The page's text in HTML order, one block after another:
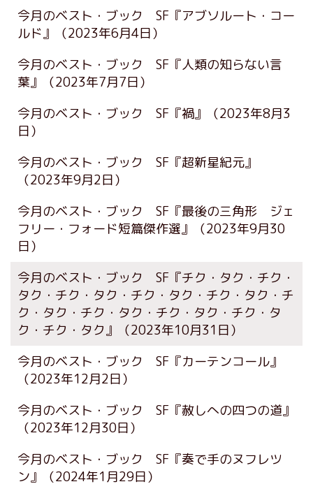
今月のベスト・ブック SF『アブソルート・コー
ルド』
（2023年6月4日）
今月のベスト・ブック SF『人類の知らない言
葉』
（2023年7月7日）
今月のベスト・ブック SF『禍』
（2023年8月3
日）
今月のベスト・ブック SF『超新星紀元』
（2023年9月2日）
今月のベスト・ブック SF『最後の三角形 ジェ
フリー・フォード短篇傑作選』
（2023年9月30
日）
今月のベスト・ブック SF『チク・タク・チク・
タク・チク・タク・チク・タク・チク・タク・チ
ク・タク・チク・タク・チク・タク・チク・タ
ク・チク・タク』
（2023年10月31日）
今月のベスト・ブック SF『カーテンコール』
（2023年12月2日）
今月のベスト・ブック SF『赦しへの四つの道』
（2023年12月30日）
今月のベスト・ブック SF『奏で手のヌフレツ
ン』
（2024年1月29日）